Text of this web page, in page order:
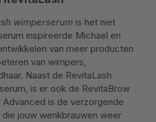
wimperserum is het niet
inspireerde Michael en
van meer producten
van wimpers,
Naast de RevitaLash
is er ook de RevitaBrow
is de verzorgende
jouw wenkbrauwen weer